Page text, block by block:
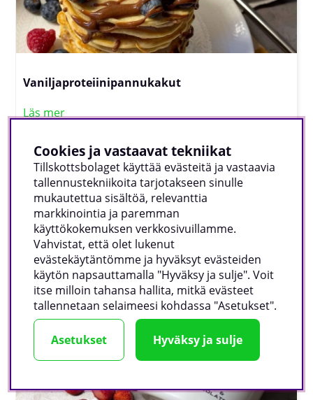
Vaniljaproteiinipannukakut
Läs mer
Kvarkkileipä
Läs mer
Cookies ja vastaavat tekniikat
Tillskottsbolaget käyttää evästeitä ja vastaavia
tallennustekniikoita tarjotakseen sinulle
mukautettua sisältöä, relevanttia
markkinointia ja paremman
käyttökokemuksen verkkosivuillamme.
Vahvistat, että olet lukenut
evästekäytäntömme ja hyväksyt evästeiden
käytön napsauttamalla "Hyväksy ja sulje". Voit
itse milloin tahansa hallita, mitkä evästeet
tallennetaan selaimeesi kohdassa "Asetukset".
Asetukset Hyväksy ja sulje